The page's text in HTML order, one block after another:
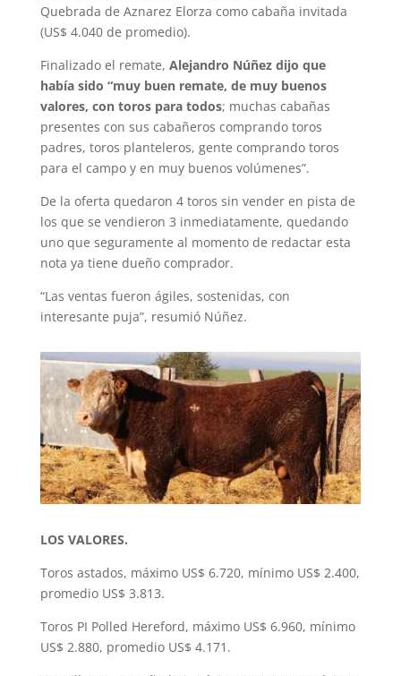
Quebrada de Aznarez Elorza como cabaña invitada
(US$ 4.040 de promedio).
Finalizado el remate, Alejandro Núñez dijo que
había sido “muy buen remate, de muy buenos
valores, con toros para todos; muchas cabañas
presentes con sus cabañeros comprando toros
padres, toros planteleros, gente comprando toros
para el campo y en muy buenos volúmenes”.
De la oferta quedaron 4 toros sin vender en pista de
los que se vendieron 3 inmediatamente, quedando
uno que seguramente al momento de redactar esta
nota ya tiene dueño comprador.
“Las ventas fueron ágiles, sostenidas, con
interesante puja”, resumió Núñez.
LOS VALORES.
Toros astados, máximo US$ 6.720, mínimo US$ 2.400,
promedio US$ 3.813.
Toros PI Polled Hereford, máximo US$ 6.960, mínimo
US$ 2.880, promedio US$ 4.171.